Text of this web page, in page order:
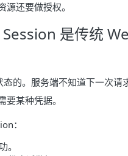
源还要做授权。
是传统
态的。服务端不知道下一次请
要某种凭据。
：
。